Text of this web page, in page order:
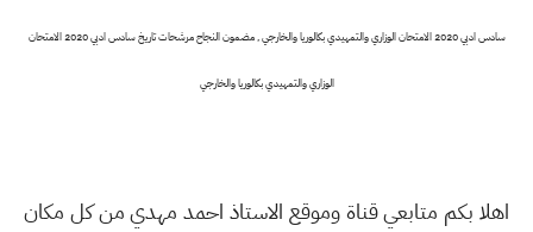
سادس ادبي 2020 الامتحان الوزاري والتمهيدي بكالوريا والخارجي , مضمون النجاح مرشحات تاريخ سادس ادبي 2020 الامتحان
الوزاري والتمهيدي بكالوريا والخارجي
اهلا بكم متابعي قناة وموقع الاستاذ احمد مهدي من كل مكان